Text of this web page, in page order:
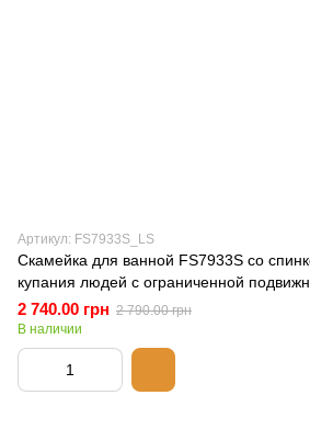
Артикул: FS7933S_LS
Скамейка для ванной FS7933S со
купания людей с ограниченной
2 740.00 грн 2 790.00 грн
В наличии